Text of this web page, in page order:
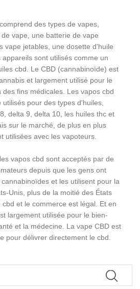
des types de vapes,
vape, une batterie de vape
vape jetables, une dosette d'huile
sont utilisés comme un
cbd. Le CBD (cannabinoïde) est
et largement utilisé pour le
fins médicales. Les vapos cbd
pour des types d'huiles,
delta 9, delta 10, les huiles thc et
sur le marché, de plus en plus
utilisées avec les vapoteurs.
vapos cbd sont acceptés par de
depuis que les gens ont
et les utilisent pour la
Unis, plus de la moitié des États
et le commerce est légal. Et en
largement utilisée pour le bien-
et la médecine. La vape CBD est
pour délivrer directement le cbd.